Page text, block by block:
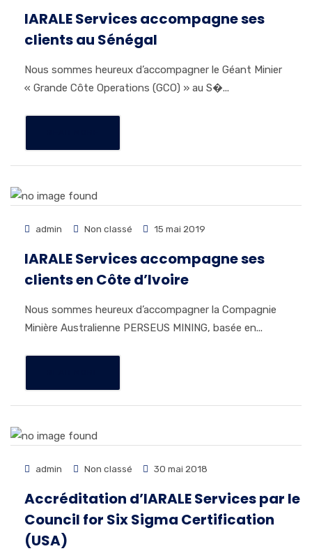
IARALE Services accompagne ses
clients au Sénégal
Nous sommes heureux d’accompagner le Géant Minier
« Grande Côte Operations (GCO) » au S�...
admin Non classé 15 mai 2019
IARALE Services accompagne ses
clients en Côte d’Ivoire
Nous sommes heureux d’accompagner la Compagnie
Minière Australienne PERSEUS MINING, basée en...
admin Non classé 30 mai 2018
Accréditation d’IARALE Services par le
Council for Six Sigma Certification
(USA)